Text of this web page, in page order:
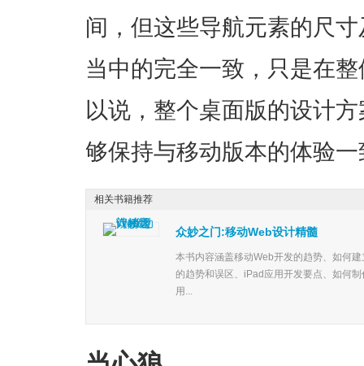
间，但这些导航元素的尺
当中的完全一致，只是在
以说，整个桌面版的设计
够保持与移动版本的体验
众妙之门:移动Web设计精髓
本书内容涵盖移动Web开发的趋势、如何
的趋势和误区、iPad应用开发要点、如何
用...
相关书籍推荐